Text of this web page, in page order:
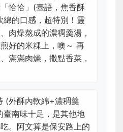
恰恰」(臺語，焦香酥
的口感，超特別！靈
肉燥熬成的濃稠羹湯，
好的米粿上，噢～ 再
滿滿肉燥，撒點香菜，
(外酥內軟綿+濃稠羹
南味十足，是其他地
。阿文算是保安路上的